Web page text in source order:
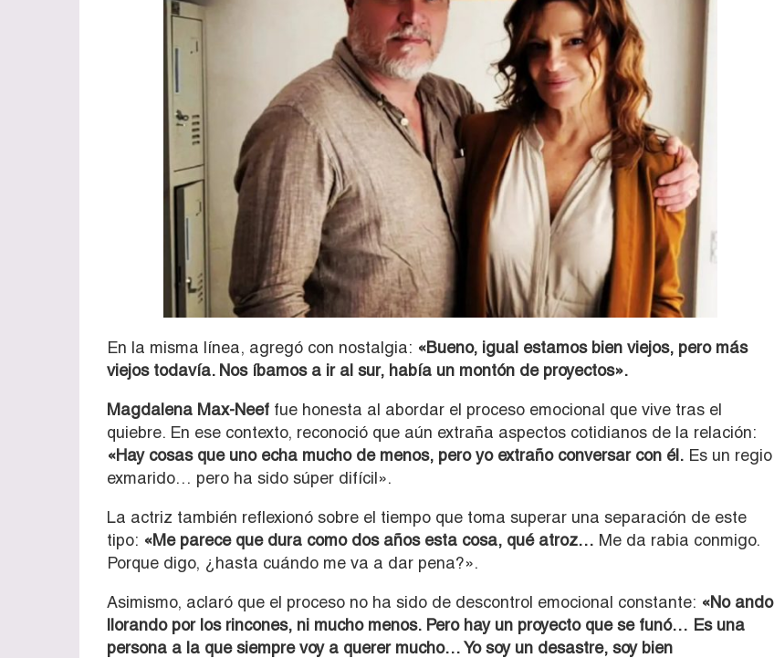
En la misma línea, agregó con nostalgia: «Bueno, igual estamos bien viejos, pero más
viejos todavía. Nos íbamos a ir al sur, había un montón de proyectos».
Magdalena Max-Neef fue honesta al abordar el proceso emocional que vive tras el
quiebre. En ese contexto, reconoció que aún extraña aspectos cotidianos de la relación:
«Hay cosas que uno echa mucho de menos, pero yo extraño conversar con él. Es un regio
exmarido… pero ha sido súper difícil».
La actriz también reflexionó sobre el tiempo que toma superar una separación de este
tipo: «Me parece que dura como dos años esta cosa, qué atroz… Me da rabia conmigo.
Porque digo, ¿hasta cuándo me va a dar pena?».
Asimismo, aclaró que el proceso no ha sido de descontrol emocional constante: «No ando
llorando por los rincones, ni mucho menos. Pero hay un proyecto que se funó… Es una
persona a la que siempre voy a querer mucho… Yo soy un desastre, soy bien